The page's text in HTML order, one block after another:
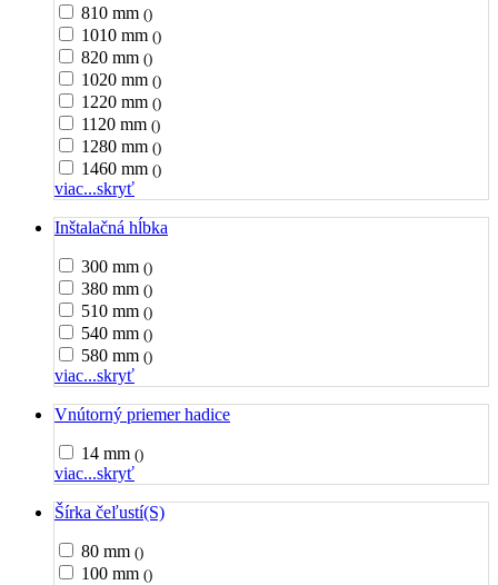
810 mm ()
1010 mm ()
820 mm ()
1020 mm ()
1220 mm ()
1120 mm ()
1280 mm ()
1460 mm ()
viac...skryť
Inštalačná hĺbka
300 mm ()
380 mm ()
510 mm ()
540 mm ()
580 mm ()
viac...skryť
Vnútorný priemer hadice
14 mm ()
viac...skryť
Šírka čeľustí(S)
80 mm ()
100 mm ()